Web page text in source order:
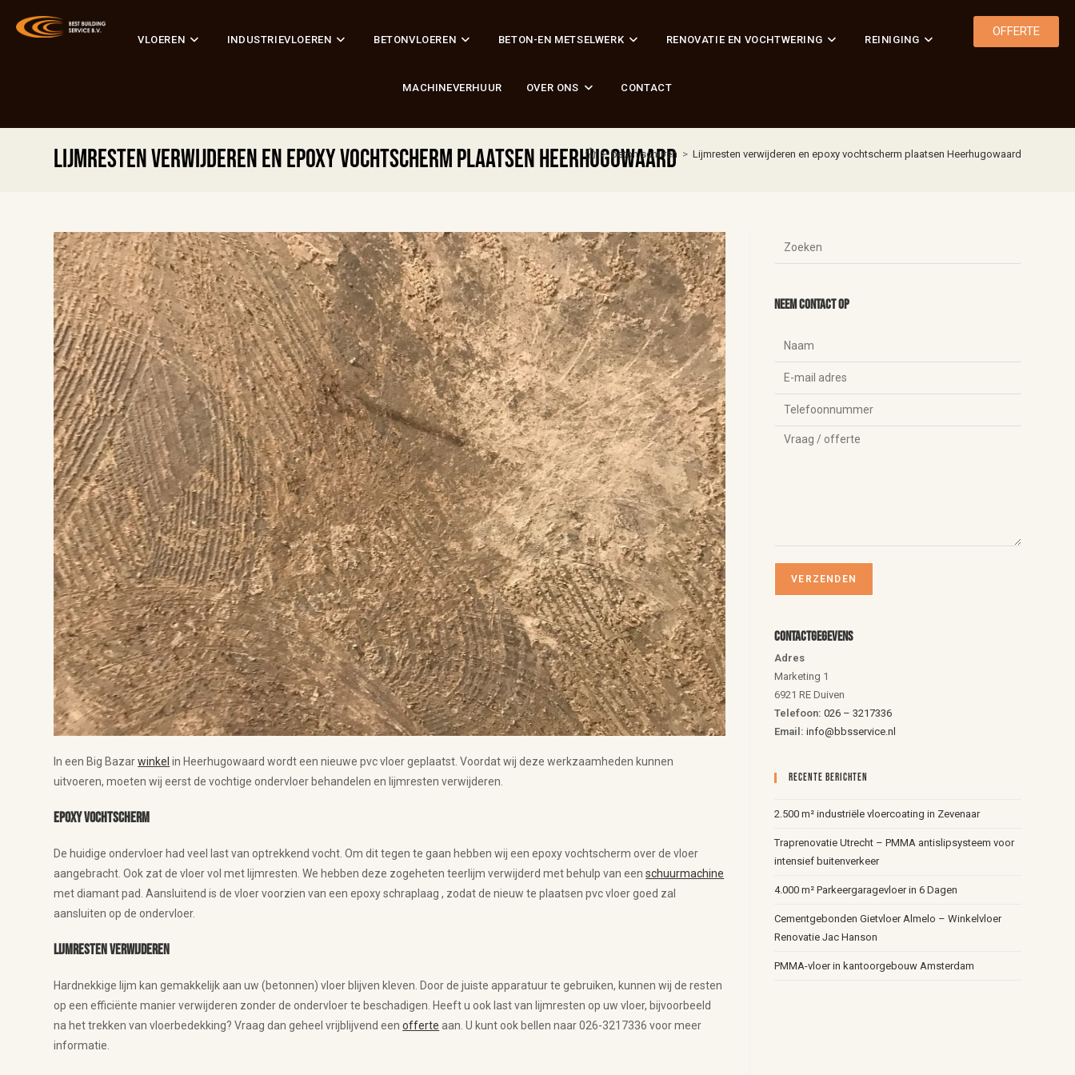
VLOEREN INDUSTRIEVLOEREN BETONVLOEREN BETON-EN METSELWERK RENOVATIE EN VOCHTWERING REINIGING
MACHINEVERHUUR OVER ONS CONTACT
OFFERTE
Lijmresten verwijderen en epoxy vochtscherm plaatsen Heerhugowaard
> beton schuren > Lijmresten verwijderen en epoxy vochtscherm plaatsen Heerhugowaard
In een Big Bazarwinkel in Heerhugowaard wordt een nieuwe pvc vloer geplaatst. Voordat wij deze werkzaamheden kunnen
uitvoeren, moeten wij eerst de vochtige ondervloer behandelen en lijmresten verwijderen.
Epoxy vochtscherm
De huidige ondervloer had veel last van optrekkend vocht. Om dit tegen te gaan hebben wij een epoxy vochtscherm over de vloer
aangebracht. Ook zat de vloer vol met lijmresten. We hebben deze zogeheten teerlijm verwijderd met behulp van eenschuurmachine
met diamant pad. Aansluitend is de vloer voorzien van een epoxy schraplaag , zodat de nieuw te plaatsen pvc vloer goed zal
aansluiten op de ondervloer.
Lijmresten verwijderen
Hardnekkige lijm kan gemakkelijk aan uw (betonnen) vloer blijven kleven. Door de juiste apparatuur te gebruiken, kunnen wij de resten
op een efficiënte manier verwijderen zonder de ondervloer te beschadigen. Heeft u ook last van lijmresten op uw vloer, bijvoorbeeld
na het trekken van vloerbedekking? Vraag dan geheel vrijblijvend eenofferte aan. U kunt ook bellen naar 026-3217336 voor meer
informatie.
Neem contact op
Contactgegevens
Adres
Marketing 1
6921 RE Duiven
Telefoon:026 – 3217336
Email: info@bbsservice.nl
Recente Berichten
2.500 m² industriële vloercoating in Zevenaar
Traprenovatie Utrecht – PMMA antislipsysteem voor
intensief buitenverkeer
4.000 m² Parkeergaragevloer in 6 Dagen
Cementgebonden Gietvloer Almelo – Winkelvloer
Renovatie Jac Hanson
PMMA-vloer in kantoorgebouw Amsterdam